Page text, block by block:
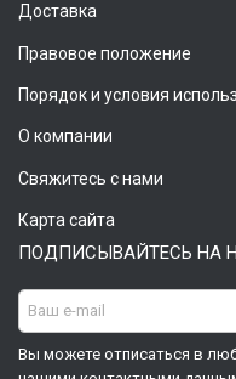
Доставка
Правовое положение
Порядок и условия
О компании
Свяжитесь с нами
Карта сайта
ПОДПИСЫВАЙТЕСЬ НА
Вы можете отписаться в